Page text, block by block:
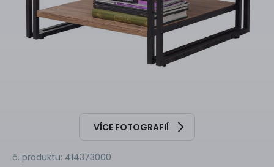
VÍCE FOTOGRAFIÍ
č. produktu: 414373000